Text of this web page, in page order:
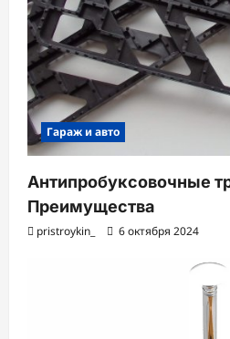
Гараж и авто
Антипробуксовочные
Преимущества
pristroykin_ 6 октября 2024